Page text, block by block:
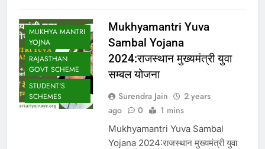
MUKHYA MANTRI
YOJNA
RAJASTHAN
GOVT SCHEME
STUDENT'S
SCHEMES
Mukhyamantri Yuva
Sambal Yojana
2024:राजस्थान मुख्यमंत्री युवा
सम्बल योजना
Surendra Jain
2 years
ago
0 1 mins
Mukhyamantri Yuva Sambal
Yojana 2024:राजस्थान मुख्यमंत्री युवा